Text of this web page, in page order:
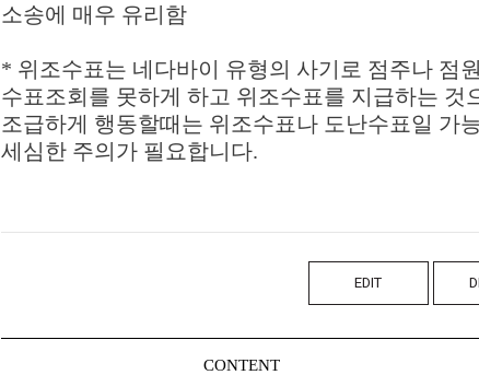
소송에 매우 유리함
* 위조수표는 네다바이 유형의 사기로 점주나 점
수표조회를 못하게 하고 위조수표를 지급하는 것
조급하게 행동할때는 위조수표나 도난수표일 가
세심한 주의가 필요합니다.
EDIT
CONTENT